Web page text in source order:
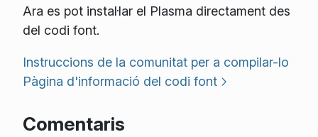
Ara es pot instal·lar el Plasma directament des
del codi font.
Instruccions de la comunitat per a compilar-lo
Pàgina d'informació del codi font
Comentaris